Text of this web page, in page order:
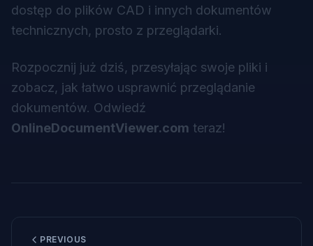
dostęp do plików CAD i innych dokumentów
technicznych, prosto z przeglądarki.
Rozpocznij już dziś, przesyłając swoje pliki i
zobacz, jak łatwo usprawnić przeglądanie
dokumentów. Odwiedź
OnlineDocumentViewer.com teraz!
PREVIOUS